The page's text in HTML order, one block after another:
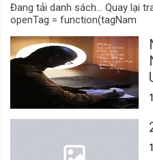
Đang tải danh sách... Quay lại
openTag = function(tagNam